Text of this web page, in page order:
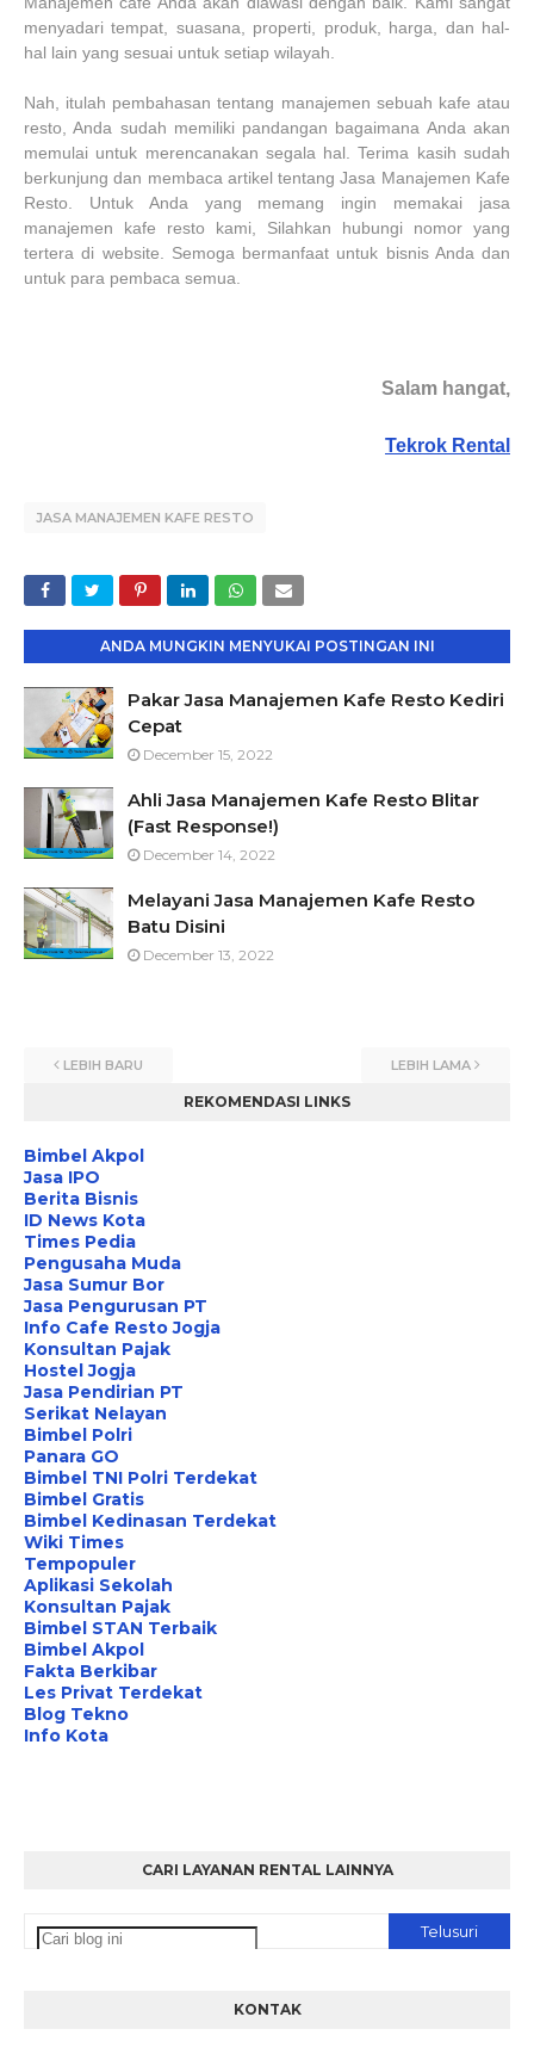
menyadari tempat, suasana, properti, produk, harga, dan hal-
hal lain yang sesuai untuk setiap wilayah.
Nah, itulah pembahasan tentang manajemen sebuah kafe atau
resto, Anda sudah memiliki pandangan bagaimana Anda akan
memulai untuk merencanakan segala hal. Terima kasih sudah
berkunjung dan membaca artikel tentang Jasa Manajemen Kafe
Resto. Untuk Anda yang memang ingin memakai jasa
manajemen kafe resto kami, Silahkan hubungi nomor yang
tertera di website. Semoga bermanfaat untuk bisnis Anda dan
untuk para pembaca semua.
Salam hangat,
Tekrok Rental
JASA MANAJEMEN KAFE RESTO
ANDA MUNGKIN MENYUKAI POSTINGAN INI
Pakar Jasa Manajemen Kafe Resto Kediri
Cepat
December 15, 2022
Ahli Jasa Manajemen Kafe Resto Blitar
(Fast Response!)
December 14, 2022
Melayani Jasa Manajemen Kafe Resto
Batu Disini
December 13, 2022
LEBIH BARU LEBIH LAMA
REKOMENDASI LINKS
Bimbel Akpol
Jasa IPO
Berita Bisnis
ID News Kota
Times Pedia
Pengusaha Muda
Jasa Sumur Bor
Jasa Pengurusan PT
Info Cafe Resto Jogja
Konsultan Pajak
Hostel Jogja
Jasa Pendirian PT
Serikat Nelayan
Bimbel Polri
Panara GO
Bimbel TNI Polri Terdekat
Bimbel Gratis
Bimbel Kedinasan Terdekat
Wiki Times
Tempopuler
Aplikasi Sekolah
Konsultan Pajak
Bimbel STAN Terbaik
Bimbel Akpol
Fakta Berkibar
Les Privat Terdekat
Blog Tekno
Info Kota
CARI LAYANAN RENTAL LAINNYA
KONTAK